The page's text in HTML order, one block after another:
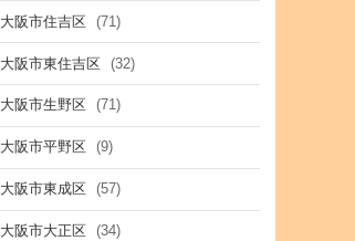
大阪市住吉区 (71)
大阪市東住吉区 (32)
大阪市生野区 (71)
大阪市平野区 (9)
大阪市東成区 (57)
大阪市大正区 (34)